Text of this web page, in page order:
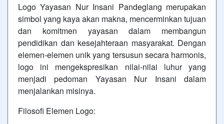
Logo Yayasan Nur Insani Pandeglang merupakan
simbol yang kaya akan makna, mencerminkan tujuan
dan komitmen yayasan dalam membangun
pendidikan dan kesejahteraan masyarakat. Dengan
elemen-elemen unik yang tersusun secara harmonis,
logo ini mengekspresikan nilai-nilai luhur yang
menjadi pedoman Yayasan Nur Insani dalam
menjalankan misinya.
Filosofi Elemen Logo: